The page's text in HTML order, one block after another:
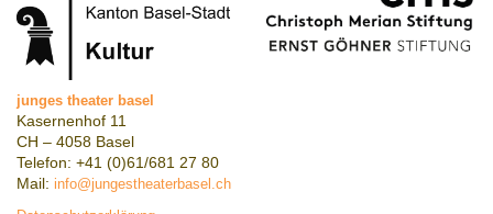
junges theater basel
Kasernenhof 11
CH – 4058 Basel
Telefon: +41 (0)61/681 27 80
Mail: info@jungestheaterbasel.ch